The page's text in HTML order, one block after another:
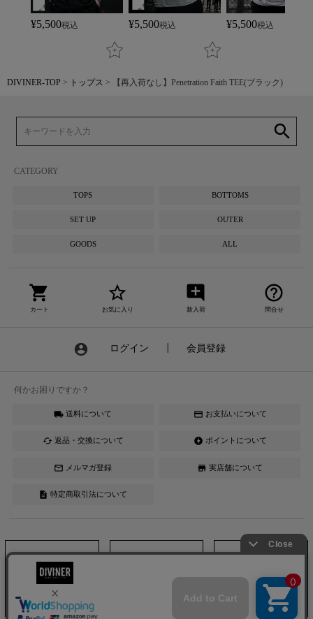
¥5,500税込 ¥5,500税込 ¥5,500税込
DIVINER-TOP トップス 【再入荷なし】Penetration Faith TEE(ブラック)
search
CATEGORY
TOPS BOTTOMS
SET UP OUTER
GOODS ALL
shopping_cart
カート
star_border
お気に入り
add_comment
新入荷
help_outline
問合せ
account_circle ログイン 会員登録
何かお困りですか？
local_shipping 送料について credit_card お支払いについて
cached 返品・交換について offline_bolt ポイントについて
mail_outline メルマガ登録 store 実店舗について
description 特定商取引法について
Instagram YouTube